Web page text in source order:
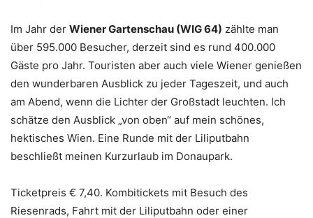
Im Jahr der Wiener Gartenschau (WIG 64) zählte man
über 595.000 Besucher, derzeit sind es rund 400.000
Gäste pro Jahr. Touristen aber auch viele Wiener genießen
den wunderbaren Ausblick zu jeder Tageszeit, und auch
am Abend, wenn die Lichter der Großstadt leuchten. Ich
schätze den Ausblick „von oben“ auf mein schönes,
hektisches Wien. Eine Runde mit der Liliputbahn
beschließt meinen Kurzurlaub im Donaupark.
Ticketpreis € 7,40. Kombitickets mit Besuch des
Riesenrads, Fahrt mit der Liliputbahn oder einer